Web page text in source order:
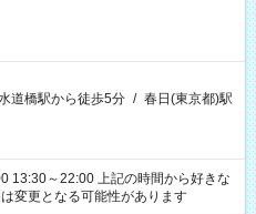
道橋駅から徒歩5分 / 春日(東京都)駅
上記の時間から好きな
変更となる可能性があります